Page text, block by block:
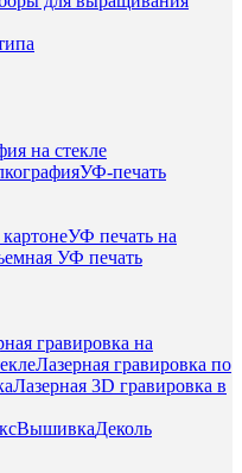
на стекле
УФ-печать
УФ печать на
УФ печать
гравировка на
Лазерная гравировка по
Лазерная 3D гравировка в
ВышивкаДеколь